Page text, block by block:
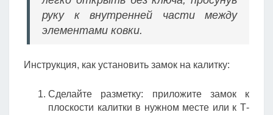
руку к внутренней части между
элементами ковки.
Инструкция, как установить замок на калитку:
Сделайте разметку: приложите замок к
плоскости калитки в нужном месте или к Т-